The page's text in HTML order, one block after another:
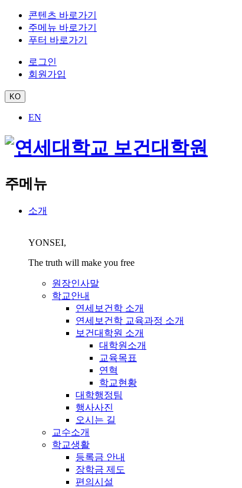
콘텐츠 바로가기
주메뉴 바로가기
푸터 바로가기
로그인
회원가입
KO
EN
주메뉴
소개
YONSEI,
The truth will make you free
원장인사말
학교안내
연세보건학 소개
연세보건학 교육과정 소개
보건대학원 소개
대학원소개
교육목표
연혁
학교현황
대학행정팀
행사사진
오시는 길
교수소개
학교생활
등록금 안내
장학금 제도
편의시설